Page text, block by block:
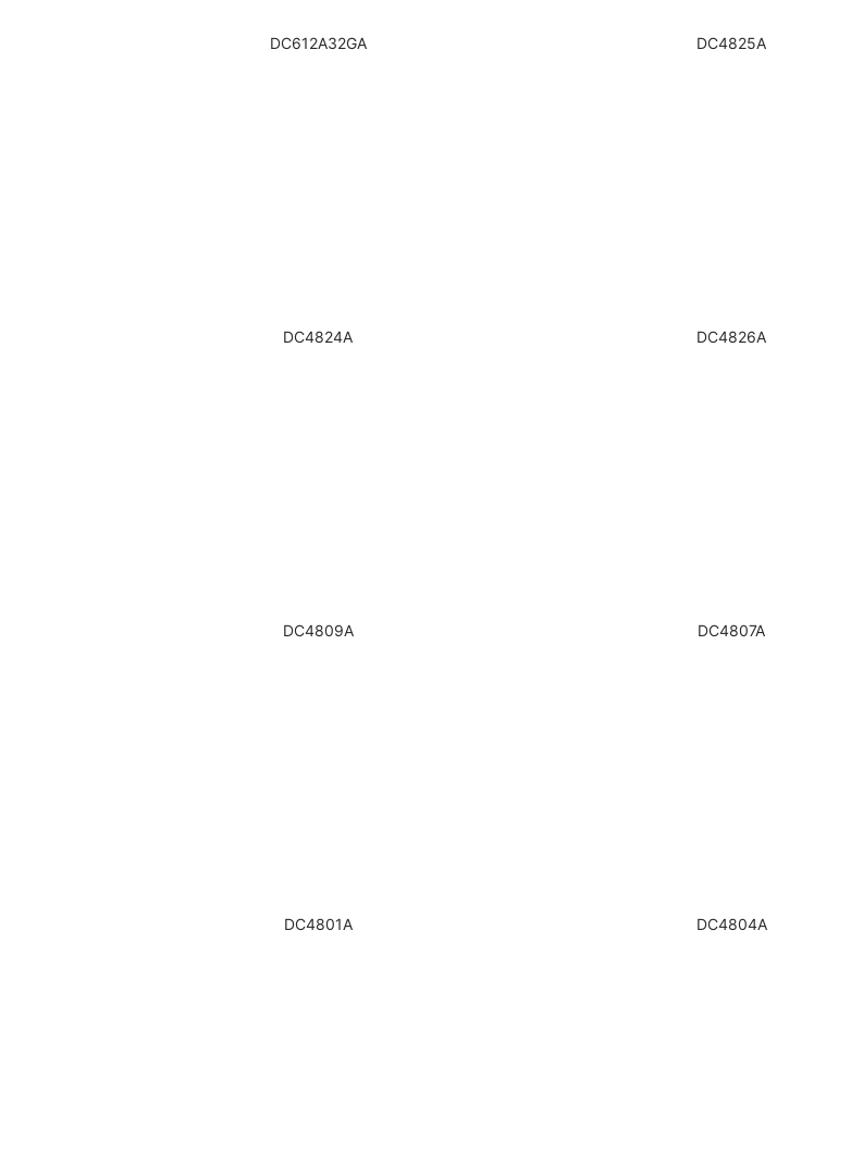
DC612A32GA DC4825A
DC4824A DC4826A
DC4809A DC4807A
DC4801A DC4804A